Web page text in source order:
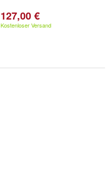
127,00 €
Kostenloser Versand